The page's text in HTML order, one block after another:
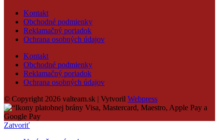
Kontakt
Obchodné podmienky
Reklamačný poriadok
Ochrana osobných údajov
Kontakt
Obchodné podmienky
Reklamačný poriadok
Ochrana osobných údajov
© Copyright 2026 valteam.sk | Vytvoril Webpress
Zatvoriť